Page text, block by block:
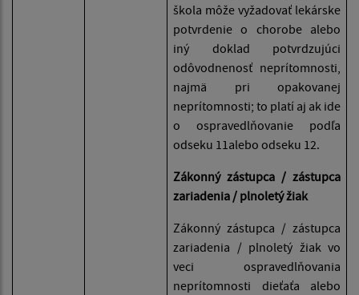
škola môže vyžadovať lekárske
potvrdenie o chorobe alebo
iný doklad potvrdzujúci
odôvodnenosť neprítomnosti,
najmä pri opakovanej
neprítomnosti; to platí aj ak ide
o ospravedlňovanie podľa
odseku 11alebo odseku 12.
Zákonný zástupca / zástupca
zariadenia / plnoletý žiak
Zákonný zástupca / zástupca
zariadenia / plnoletý žiak vo
veci ospravedlňovania
neprítomnosti dieťaťa alebo